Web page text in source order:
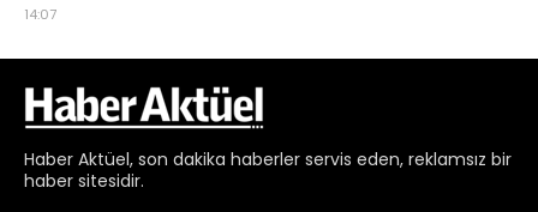
14:07
Haber Aktüel, son dakika haberler servis eden, reklamsız bir
haber sitesidir.